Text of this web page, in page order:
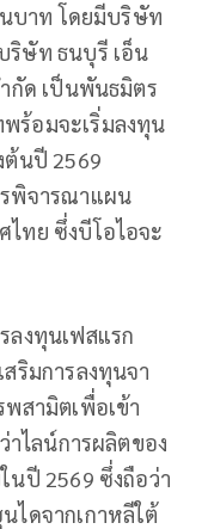
นบาท โดยมีบริษัท
ริษัท ธนบุรี เอ็น
กัด เป็นพันธมิตร
ร้อมจะเริ่มลงทุน
ต้นปี 2569
พิจารณาแผน
ทย ซึ่งบีโอไอจะ
ลงทุนเฟสแรก
ริมการลงทุนจา
สามิตเพื่อเข้า
าไลน์การผลิตของ
นปี 2569 ซึ่งถือว่า
ไดจากเกาหลีใต้